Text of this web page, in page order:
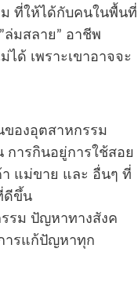
ที่ให้ได้กับคนในพื้นที่
มสลาย” อาชีพ
ด้ เพราะเขาอาจจะ
องอุตสาหกรรม
ารกินอยู่การใช้สอย
แม่ขาย และ อื่นๆ ที่
ดีขึ้น
รม ปัญหาทางสังค
ารแก้ปัญหาทุก